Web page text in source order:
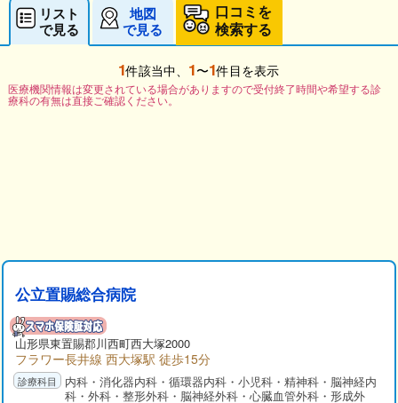
リスト
で見る
地図
で見る
口コミを
検索する
1件該当中、 1〜1件目を表示
医療機関情報は変更されている場合がありますので受付終了時間や希望する診
療科の有無は直接ご確認ください。
公立置賜総合病院
山形県東置賜郡川西町西大塚2000
フラワー長井線 西大塚駅 徒歩15分
内科・消化器内科・循環器内科・小児科・精神科・脳神経内
科・外科・整形外科・脳神経外科・心臓血管外科・形成外